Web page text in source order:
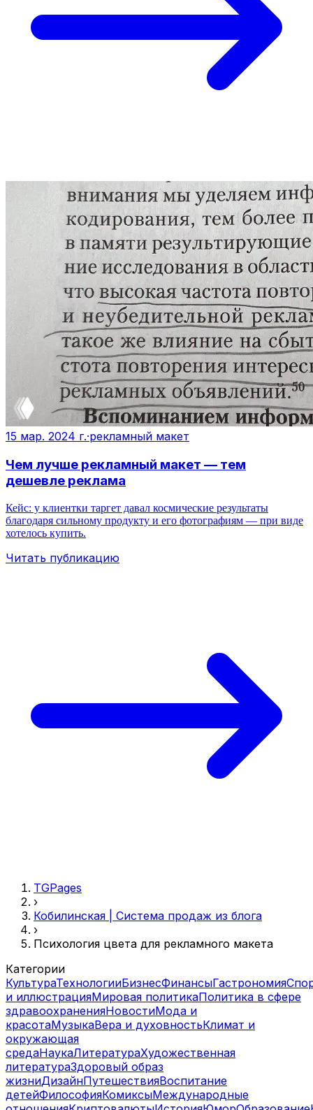
15 мар. 2024 г.·рекламный макет
Чем лучше рекламный макет — тем
дешевле реклама
Кейс: у клиентки таргет давал космические результаты
благодаря сильному продукту и его фотографиям — при виде
хотелось купить.
Читать публикацию
TGPages
›
Кобилинская | Система продаж из блога
›
Психология цвета для рекламного макета
Категории
КультураТехнологииБизнесФинансыГастрономия
и иллюстрацияМировая политикаПолитика в сфере
здравоохраненияНовостиМода и
красотаМузыкаВера и духовностьКлимат и
окружающая
средаНаукаЛитератураХудожественная
литератураЗдоровый образ
жизниДизайнПутешествияВоспитание
детейФилософияКомиксыМеждународные